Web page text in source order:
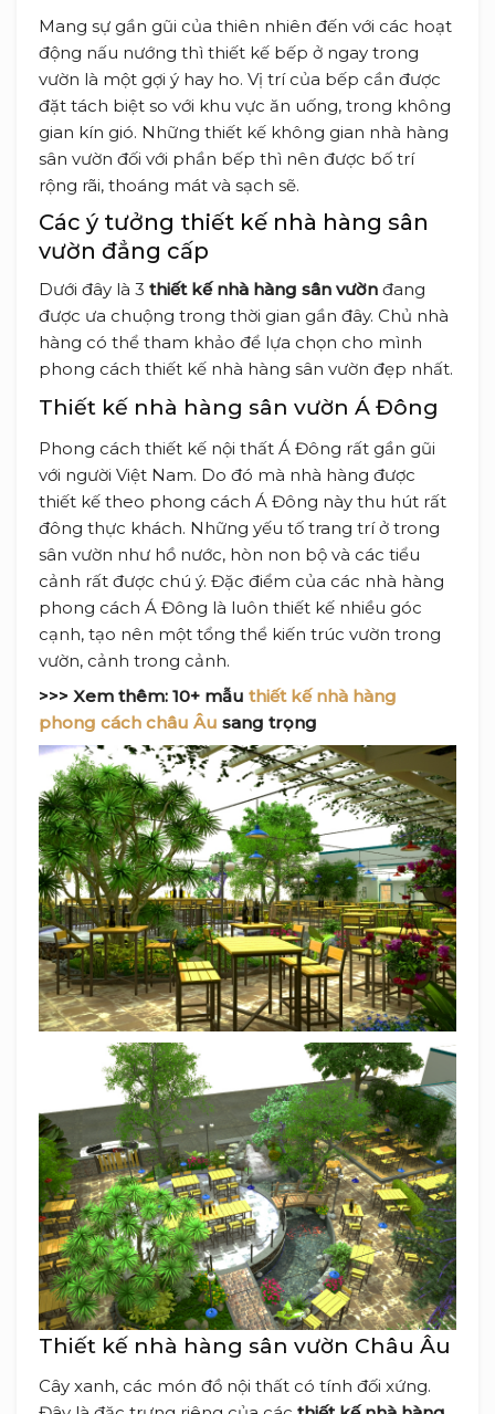
Mang sự gần gũi của thiên nhiên đến với các hoạt
động nấu nướng thì thiết kế bếp ở ngay trong
vườn là một gợi ý hay ho. Vị trí của bếp cần được
đặt tách biệt so với khu vực ăn uống, trong không
gian kín gió. Những thiết kế không gian nhà hàng
sân vườn đối với phần bếp thì nên được bố trí
rộng rãi, thoáng mát và sạch sẽ.
Các ý tưởng thiết kế nhà hàng sân
vườn đẳng cấp
Dưới đây là 3 thiết kế nhà hàng sân vườn đang
được ưa chuộng trong thời gian gần đây. Chủ nhà
hàng có thể tham khảo để lựa chọn cho mình
phong cách thiết kế nhà hàng sân vườn đẹp nhất.
Thiết kế nhà hàng sân vườn Á Đông
Phong cách thiết kế nội thất Á Đông rất gần gũi
với người Việt Nam. Do đó mà nhà hàng được
thiết kế theo phong cách Á Đông này thu hút rất
đông thực khách. Những yếu tố trang trí ở trong
sân vườn như hồ nước, hòn non bộ và các tiểu
cảnh rất được chú ý. Đặc điểm của các nhà hàng
phong cách Á Đông là luôn thiết kế nhiều góc
cạnh, tạo nên một tổng thể kiến trúc vườn trong
vườn, cảnh trong cảnh.
>>> Xem thêm: 10+ mẫu thiết kế nhà hàng
phong cách châu Âu sang trọng
Thiết kế nhà hàng sân vườn Châu Âu
Cây xanh, các món đồ nội thất có tính đối xứng.